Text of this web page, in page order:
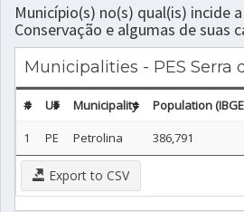
Município(s) no(s) qual(is) incide
Conservação e algumas de suas
Municipalities - PES Serra
# UF Municipality Population
1
PE Petrolina 386,791
Export to CSV